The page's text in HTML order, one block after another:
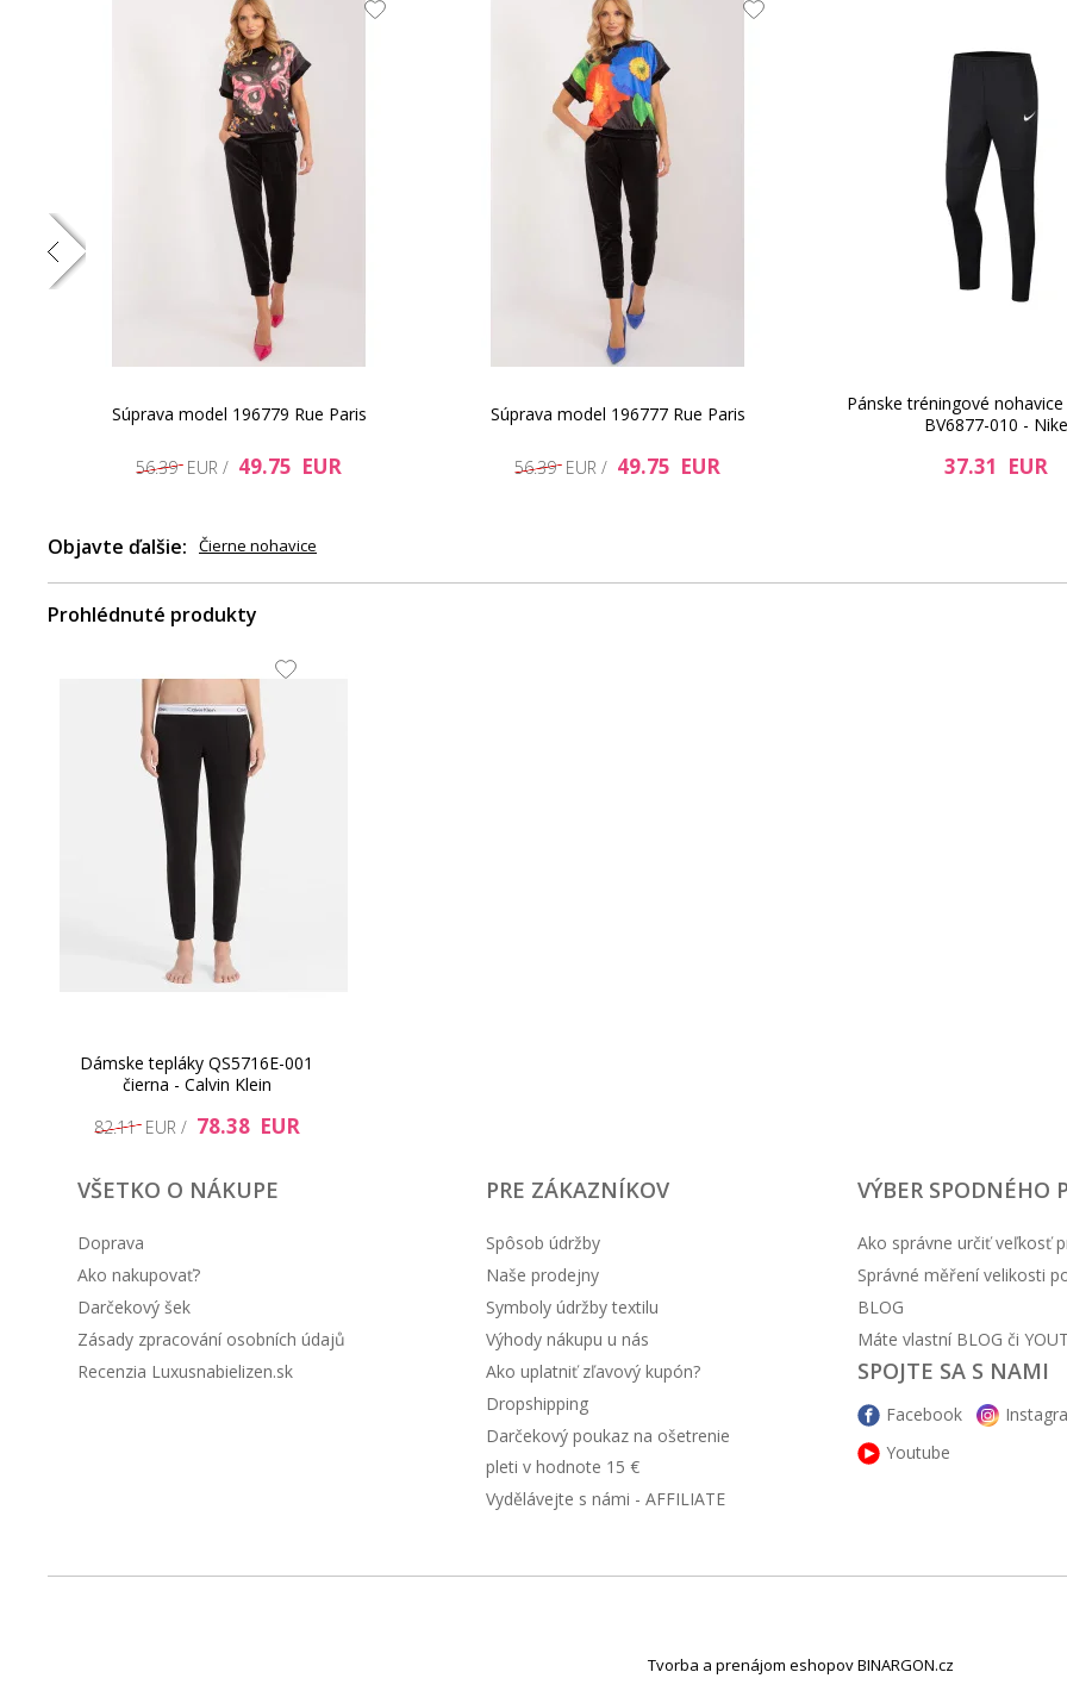
16.56 EUR
13.65 EUR
57.22 EUR
Súprava model 196779 Rue Paris
56.39 EUR / 49.75 EUR
Súprava model 196777 Rue Paris
56.39 EUR / 49.75 EUR
Pánske tréningové
BV6877-010 - Nike
37.31 EUR
Objavte ďalšie: Čierne nohavice
Prohlédnuté produkty
Dámske tepláky QS5716E-001
čierna - Calvin Klein
82.11 EUR / 78.38 EUR
VŠETKO O NÁKUPE
Doprava
Ako nakupovať?
Darčekový šek
Zásady zpracování osobních údajů
Recenzia Luxusnabielizen.sk
PRE ZÁKAZNÍKOV
Spôsob údržby
Naše prodejny
Symboly údržby textilu
Výhody nákupu u nás
Ako uplatniť zľavový kupón?
Dropshipping
Darčekový poukaz na ošetrenie
pleti v hodnote 15 €
Vydělávejte s námi - AFFILIATE
VÝBER SPODNÉHO
Ako správne určiť veľkosť
Správné měření velikosti
BLOG
Máte vlastní BLOG či
SPOJTE SA S NAMI
Facebook
Youtube
Tvorba a prenájom eshopov BINARGON.cz